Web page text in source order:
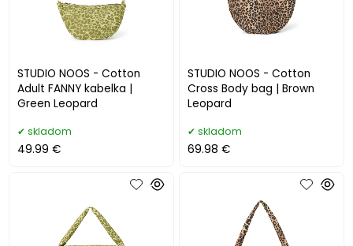
STUDIO NOOS - Cotton
Adult FANNY kabelka |
Green Leopard
skladom
49.99 €
STUDIO NOOS - Cotton
Cross Body bag | Brown
Leopard
skladom
69.98 €